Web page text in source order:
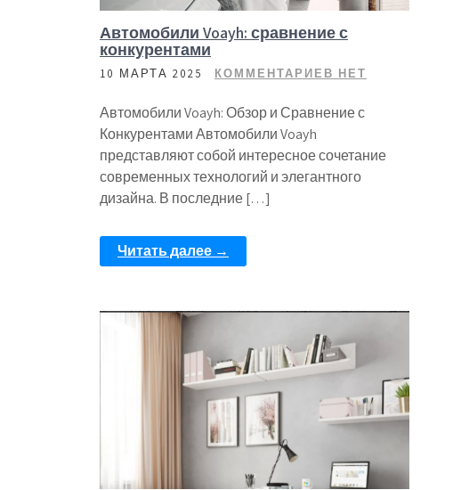
Автомобили Voayh: сравнение с
конкурентами
10 МАРТА 2025 КОММЕНТАРИЕВ НЕТ
Автомобили Voayh: Обзор и Сравнение с
Конкурентами Автомобили Voayh
представляют собой интересное сочетание
современных технологий и элегантного
дизайна. В последние […]
Читать далее →